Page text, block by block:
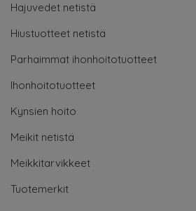
Hajuvedet netistä
Hiustuotteet netistä
Parhaimmat ihonhoitotuotteet
Ihonhoitotuotteet
Kynsien hoito
Meikit netistä
Meikkitarvikkeet
Tuotemerkit